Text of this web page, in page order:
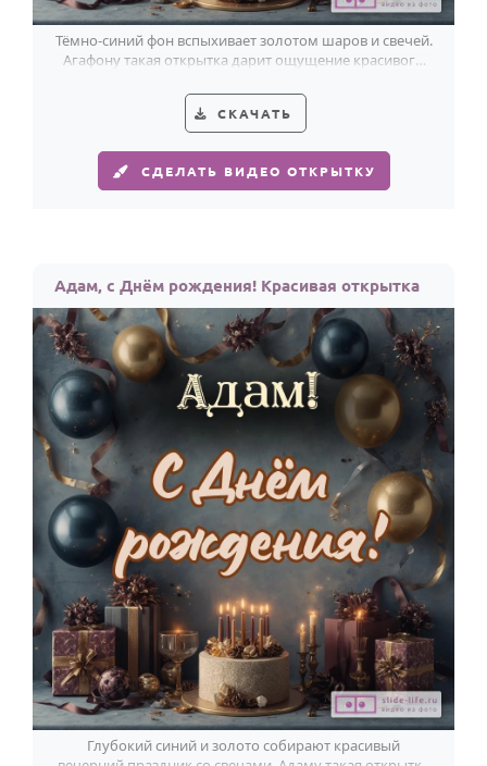
Тёмно-синий фон вспыхивает золотом шаров и свечей.
Агафону такая открытка дарит ощущение красивого
СКАЧАТЬ
СДЕЛАТЬ ВИДЕО ОТКРЫТКУ
Адам, с Днём рождения! Красивая открытка
Глубокий синий и золото собирают красивый